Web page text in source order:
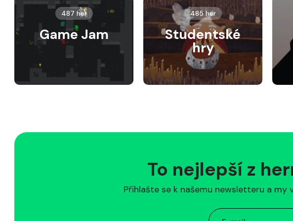
487 her
Game Jam
485 her
Studentské
hry
To nejlepší z
Přihlašte se k našemu newsletteru a my